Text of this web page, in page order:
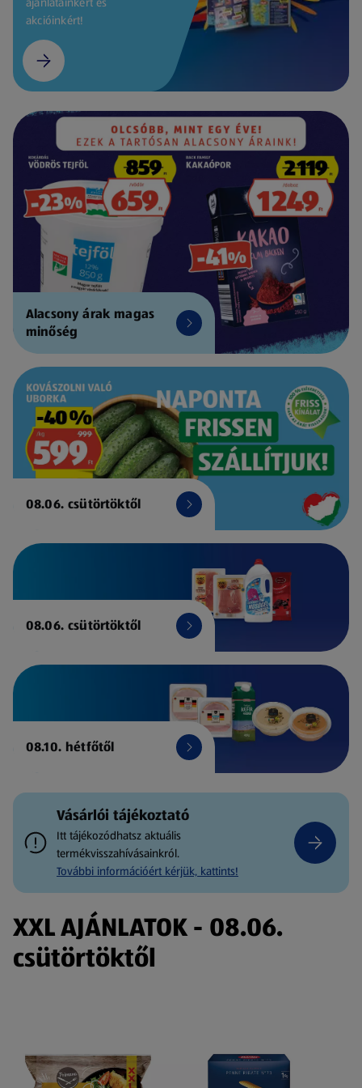
akcióinkért!
Alacsony árak magas
minőség
08.06. csütörtöktől
08.06. csütörtöktől
08.10. hétfőtől
Vásárlói tájékoztató
Itt tájékozódhatsz aktuális
termékvisszahívásainkról.
További információért kérjük, kattints!
XXL AJÁNLATOK - 08.06.
csütörtöktől